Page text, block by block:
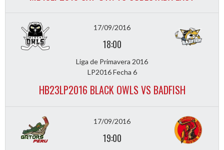
17/09/2016
18:00
Liga de Primavera 2016
LP2016 Fecha 6
HB23LP2016 BLACK OWLS VS BADFISH
17/09/2016
19:00